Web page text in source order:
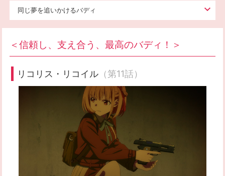
同じ夢を追いかけるバディ
＜信頼し、支え合う、最高のバディ！＞
リコリス・リコイル （第11話）